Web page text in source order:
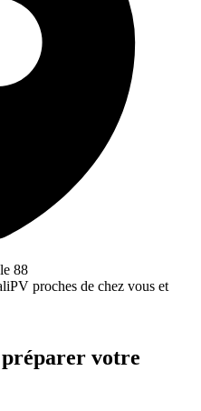
88
proches de chez vous et
préparer votre